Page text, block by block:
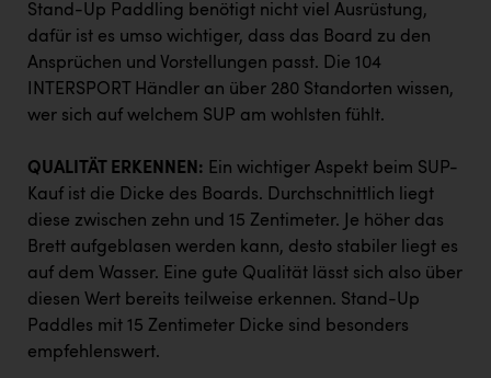
RE/MAX Welcome
Resch&Frisch
RUBBLE MASTER
SCRI - Salzburg Cancer Research Institute
SCHMACHTL GmbH
Schwingshandl - automation technology gmbh
Seher + Partner
Smurfit Westrock Nettingsdorf
Stand-Up Paddling benötigt nicht viel Ausrüstung,
dafür ist es umso wichtiger, dass das Board zu den
Ansprüchen und Vorstellungen passt. Die 104
INTERSPORT Händler an über 280 Standorten wissen,
wer sich auf welchem SUP am wohlsten fühlt.
QUALITÄT ERKENNEN: Ein wichtiger Aspekt beim SUP-
Kauf ist die Dicke des Boards. Durchschnittlich liegt
diese zwischen zehn und 15 Zentimeter. Je höher das
Brett aufgeblasen werden kann, desto stabiler liegt es
auf dem Wasser. Eine gute Qualität lässt sich also über
diesen Wert bereits teilweise erkennen. Stand-Up
Paddles mit 15 Zentimeter Dicke sind besonders
empfehlenswert.